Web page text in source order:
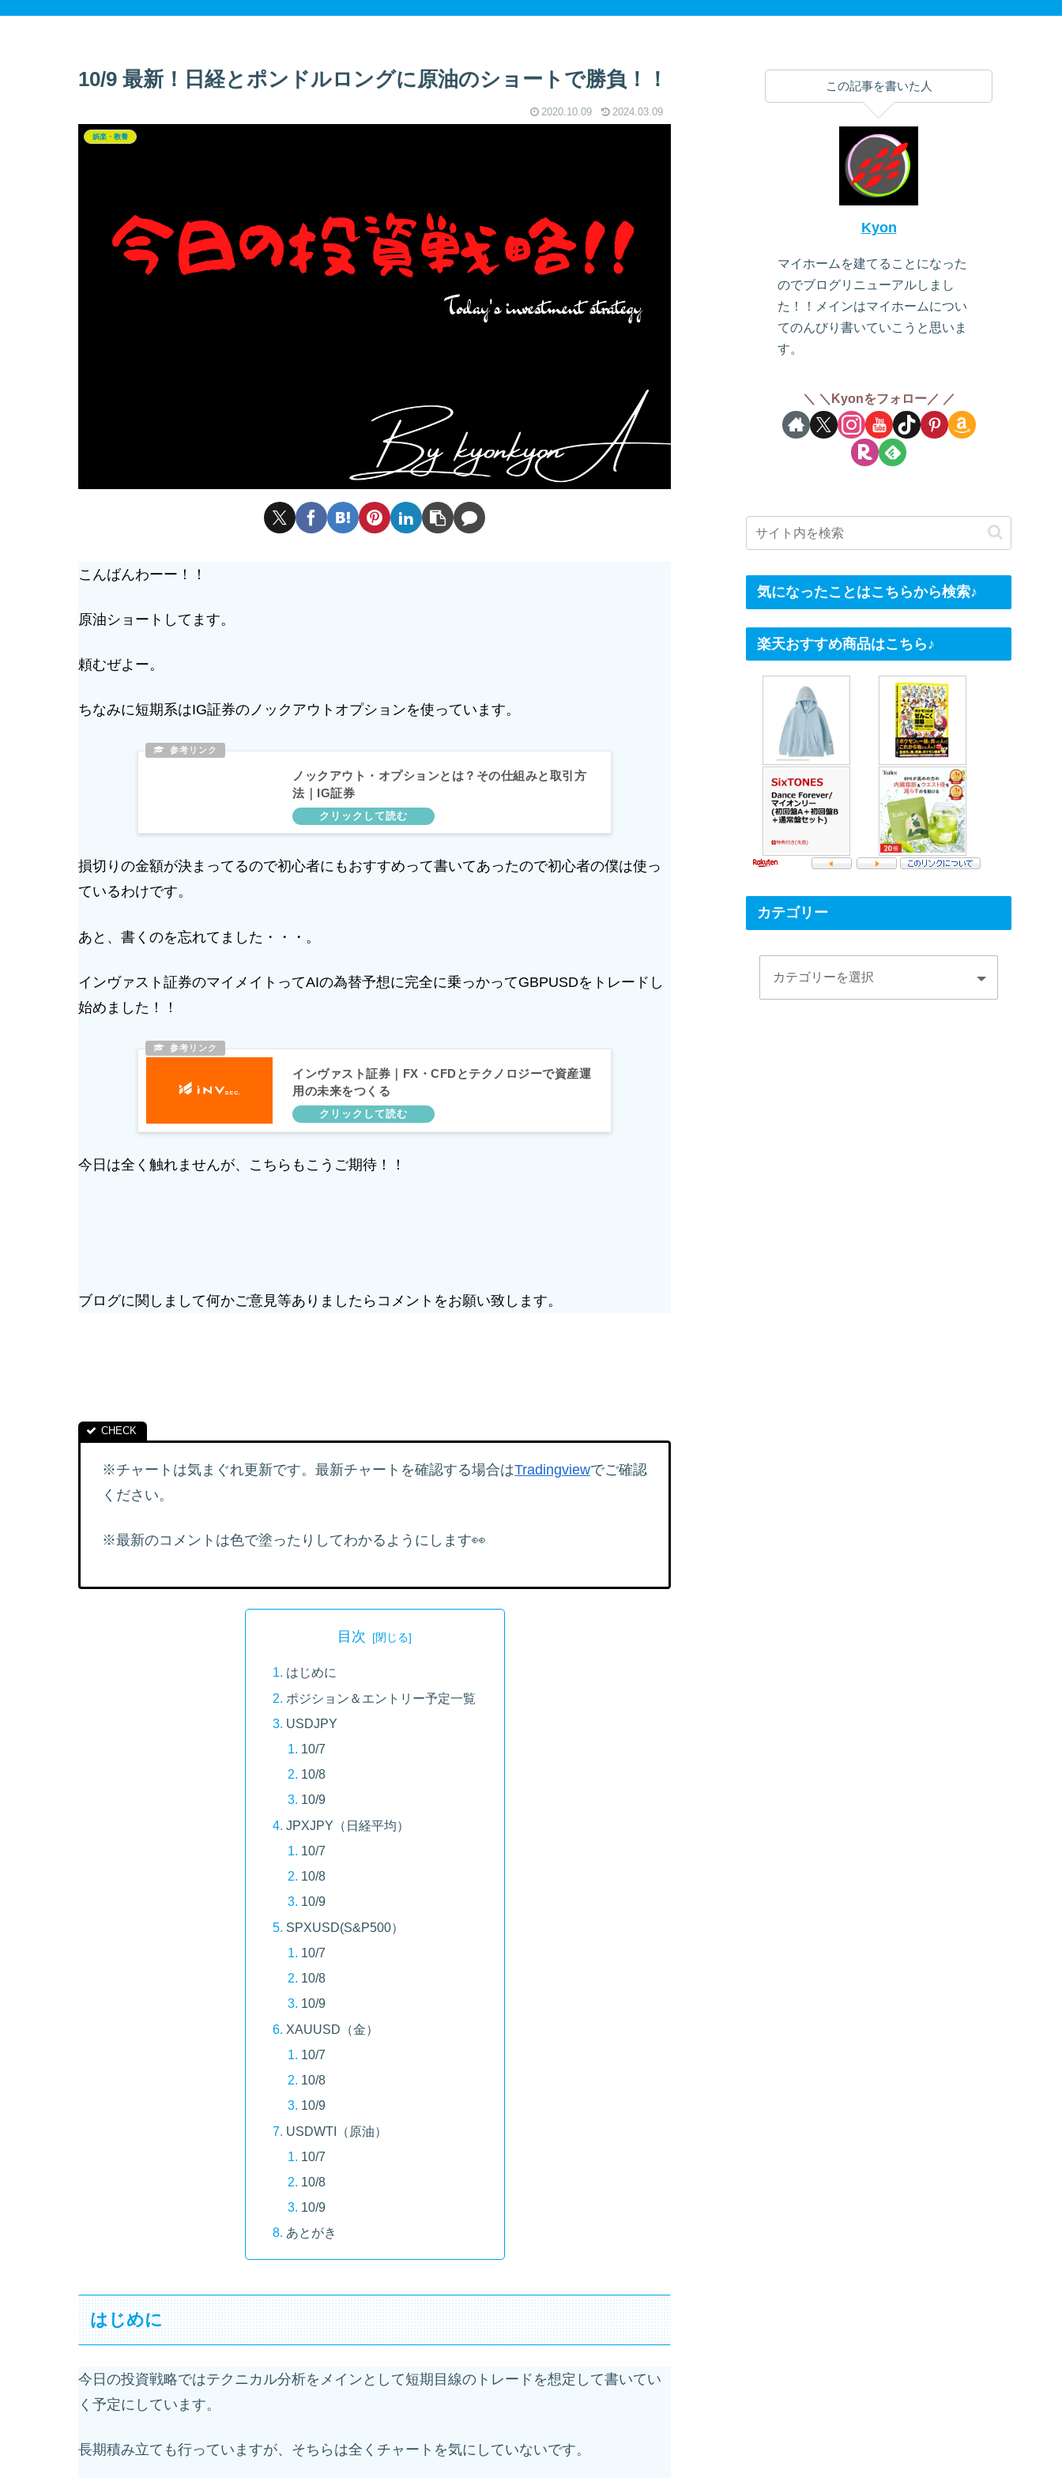
10/9 最新！日経とポンドルロングに原油のショートで勝負！！
2020.10.09 2024.03.09
娯楽・教養
こんばんわーー！！
原油ショートしてます。
頼むぜよー。
ちなみに短期系はIG証券のノックアウトオプションを使っています。
ノックアウト・オプションとは？その仕組みと取引方
法｜IG証券
損切りの金額が決まってるので初心者にもおすすめって書いてあったので初心者の僕は使っ
ているわけです。
あと、書くのを忘れてました・・・。
インヴァスト証券のマイメイトってAIの為替予想に完全に乗っかってGBPUSDをトレードし
始めました！！
インヴァスト証券｜FX・CFDとテクノロジーで資産運
用の未来をつくる
今日は全く触れませんが、こちらもこうご期待！！
ブログに関しまして何かご意見等ありましたらコメントをお願い致します。
※チャートは気まぐれ更新です。最新チャートを確認する場合はTradingviewでご確認
ください。
※最新のコメントは色で塗ったりしてわかるようにします👀
目次
はじめに
ポジション＆エントリー予定一覧
USDJPY
10/7
10/8
10/9
JPXJPY（日経平均）
10/7
10/8
10/9
SPXUSD(S&P500）
10/7
10/8
10/9
XAUUSD（金）
10/7
10/8
10/9
USDWTI（原油）
10/7
10/8
10/9
あとがき
はじめに
今日の投資戦略ではテクニカル分析をメインとして短期目線のトレードを想定して書いてい
く予定にしています。
長期積み立ても行っていますが、そちらは全くチャートを気にしていないです。
この記事を書いた人
Kyon
マイホームを建てることになった
のでブログリニューアルしまし
た！！メインはマイホームについ
てのんびり書いていこうと思いま
す。
＼Kyonをフォロー／
気になったことはこちらから検索♪
楽天おすすめ商品はこちら♪
カテゴリー